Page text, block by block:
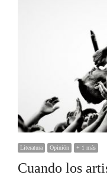
Literatura Opinión + 1 más
Cuando los